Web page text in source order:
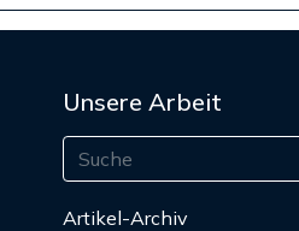
Unsere Arbeit
Artikel-Archiv